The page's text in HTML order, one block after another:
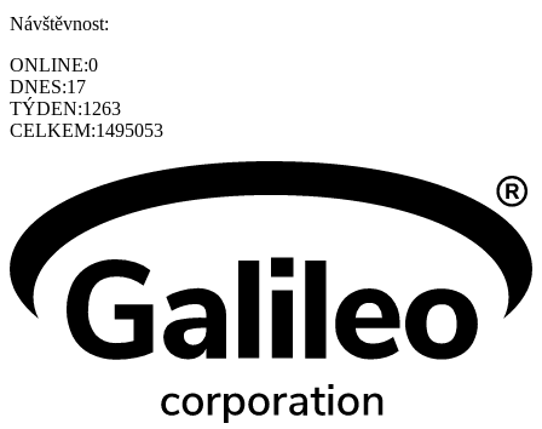
Návštěvnost:
ONLINE:0
DNES:17
TÝDEN:1263
CELKEM:1495053